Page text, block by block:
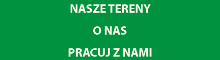
NASZE TERENY
O NAS
PRACUJ Z NAMI